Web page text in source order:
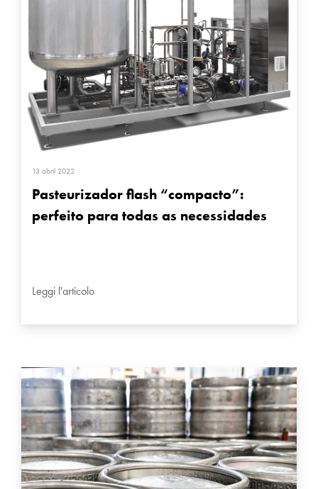
13 abril 2022
Pasteurizador flash “compacto”:
perfeito para todas as necessidades
Leggi l'articolo